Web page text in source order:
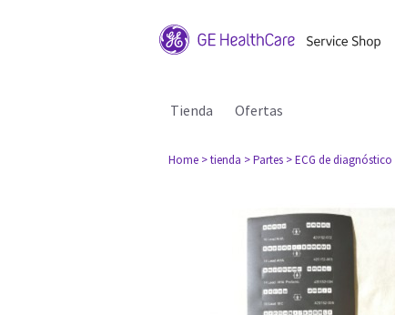
Tienda Ofertas
Home > tienda > Partes > ECG de diagnóstico